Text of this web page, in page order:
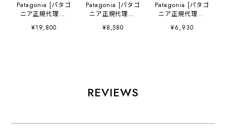
Patagonia [パタゴ
ニア正規代理店]
M's Tidal
Threads Camp
¥19,800
Patagonia [パタゴ
ニア正規代理店]
M's L/S Cap Cool
Trail Shirt -
シャツ（ストラタ
ピークス）・長
¥8,580
Patagonia [パタゴ
ニア正規代理店]
M's Great Waves
Responsibili-Tee
¥6,930
REVIEWS